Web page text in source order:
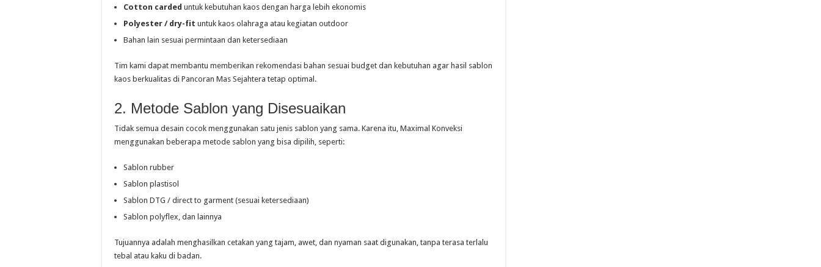
Cotton carded untuk kebutuhan kaos dengan harga lebih ekonomis
Polyester / dry-fit untuk kaos olahraga atau kegiatan outdoor
Bahan lain sesuai permintaan dan ketersediaan
Tim kami dapat membantu memberikan rekomendasi bahan sesuai budget dan kebutuhan agar hasil sablon
kaos berkualitas di Pancoran Mas Sejahtera tetap optimal.
2. Metode Sablon yang Disesuaikan
Tidak semua desain cocok menggunakan satu jenis sablon yang sama. Karena itu, Maximal Konveksi
menggunakan beberapa metode sablon yang bisa dipilih, seperti:
Sablon rubber
Sablon plastisol
Sablon DTG / direct to garment (sesuai ketersediaan)
Sablon polyflex, dan lainnya
Tujuannya adalah menghasilkan cetakan yang tajam, awet, dan nyaman saat digunakan, tanpa terasa terlalu
tebal atau kaku di badan.